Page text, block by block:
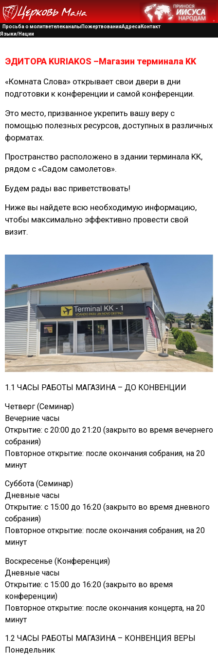
Просьба о молитветелеканалыПожертвованияАдресаКонтакт
Языки/Нации
ЭДИТОРА KURIAKOS –Магазин терминала KK
«Комната Слова» открывает свои двери в дни
подготовки к конференции и самой конференции.
Это место, призванное укрепить вашу веру с
помощью полезных ресурсов, доступных в различных
форматах.
Пространство расположено в здании терминала KK,
рядом с «Садом самолетов».
Будем рады вас приветствовать!
Ниже вы найдете всю необходимую информацию,
чтобы максимально эффективно провести свой
визит.
1.1 ЧАСЫ РАБОТЫ МАГАЗИНА – ДО КОНВЕНЦИИ
Четверг (Семинар)
Вечерние часы
Открытие: с 20:00 до 21:20 (закрыто во время вечернего
собрания)
Повторное открытие: после окончания собрания, на 20
минут
Суббота (Семинар)
Дневные часы
Открытие: с 15:00 до 16:20 (закрыто во время дневного
собрания)
Повторное открытие: после окончания собрания, на 20
минут
Воскресенье (Конференция)
Дневные часы
Открытие: с 15:00 до 16:20 (закрыто во время
конференции)
Повторное открытие: после окончания концерта, на 20
минут
1.2 ЧАСЫ РАБОТЫ МАГАЗИНА – КОНВЕНЦИЯ ВЕРЫ
Понедельник